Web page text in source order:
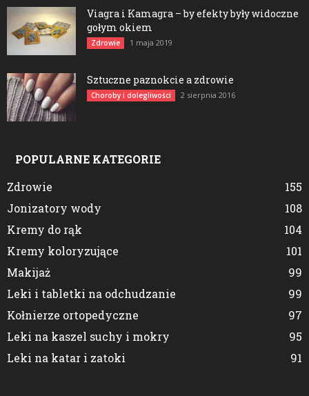
Viagra i Kamagra – by efekty były widoczne
gołym okiem
Zdrowie 1 maja 2019
Sztuczne paznokcie a zdrowie
Choroby i dolegliwości 2 sierpnia 2016
POPULARNE KATEGORIE
Zdrowie
155
Jonizatory wody
108
Kremy do rąk
104
Kremy koloryzujące
101
Makijaż
99
Leki i tabletki na odchudzanie
99
Kołnierze ortopedyczne
97
Leki na kaszel suchy i mokry
95
Leki na katar i zatoki
91